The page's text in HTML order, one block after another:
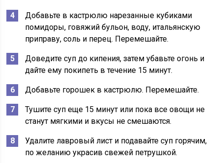
Добавьте в кастрюлю нарезанные кубиками
помидоры, говяжий бульон, воду, итальянскую
приправу, соль и перец. Перемешайте.
Доведите суп до кипения, затем убавьте огонь и
дайте ему покипеть в течение 15 минут.
Добавьте горошек в кастрюлю. Перемешайте.
Тушите суп еще 15 минут или пока все овощи не
станут мягкими и вкусы не смешаются.
Удалите лавровый лист и подавайте суп горячим,
по желанию украсив свежей петрушкой.